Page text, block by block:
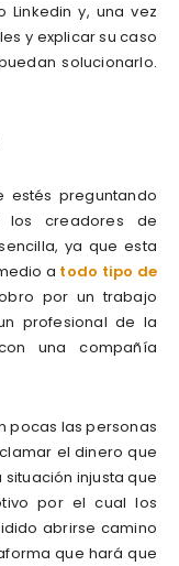
Linkedin y, una vez
y explicar su caso
solucionarlo.
estés preguntando
los creadores de
ya que esta
a todo tipo de
por un trabajo
profesional de la
una compañía
pocas las personas
el dinero que
injusta que
por el cual los
abrirse camino
que hará que